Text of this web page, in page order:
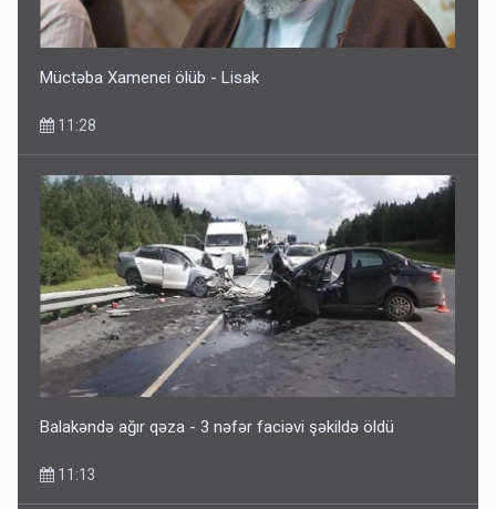
Müctəba Xamenei ölüb - Lisak
11:28
Balakəndə ağır qəza - 3 nəfər faciəvi şəkildə öldü
11:13